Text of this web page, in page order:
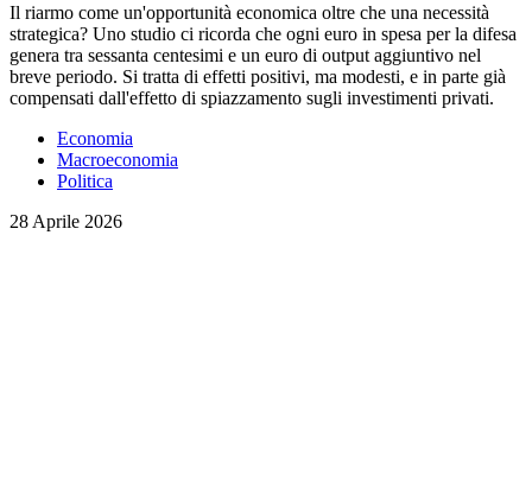
Il riarmo come un'opportunità economica oltre che una necessità
strategica? Uno studio ci ricorda che ogni euro in spesa per la difesa
genera tra sessanta centesimi e un euro di output aggiuntivo nel
breve periodo. Si tratta di effetti positivi, ma modesti, e in parte già
compensati dall'effetto di spiazzamento sugli investimenti privati.
Economia
Macroeconomia
Politica
28 Aprile 2026